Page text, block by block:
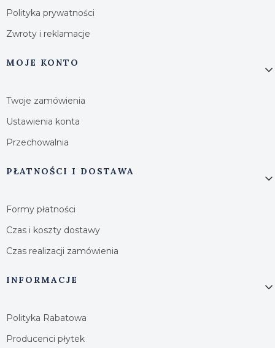
Polityka prywatności
Zwroty i reklamacje
MOJE KONTO
Twoje zamówienia
Ustawienia konta
Przechowalnia
PŁATNOŚCI I DOSTAWA
Formy płatności
Czas i koszty dostawy
Czas realizacji zamówienia
INFORMACJE
Polityka Rabatowa
Producenci płytek